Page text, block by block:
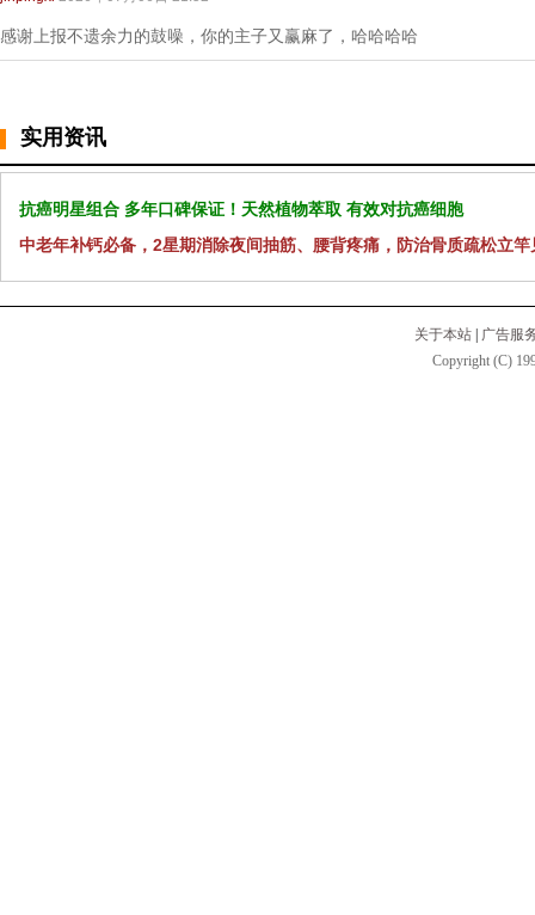
感谢上报不遗余力的鼓噪，你的主子又赢麻了，哈哈哈哈
实用资讯
抗癌明星组合 多年口碑保证！天然植物萃取 有效对抗癌细胞
中老年补钙必备，2星期消除夜间抽筋、腰背疼痛，防治骨质疏松立竿
关于本站 | 广告服
Copyright (C)